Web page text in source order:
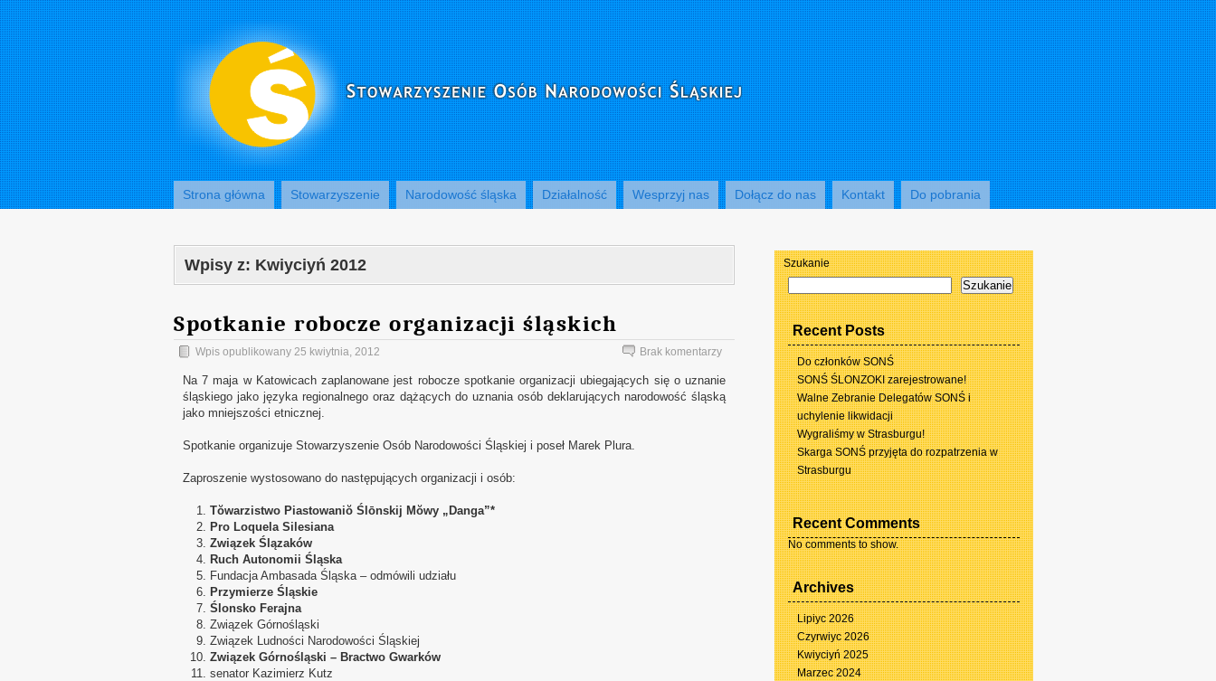
Strona główna Stowarzyszenie Narodowość śląska Działalność Wesprzyj nas Dołącz do nas Kontakt Do pobrania
Wpisy z: Kwiyciyń 2012
Spotkanie robocze organizacji śląskich
Wpis opublikowany 25 kwiytnia, 2012 Brak komentarzy
Na 7 maja w Katowicach zaplanowane jest robocze spotkanie organizacji ubiegających się o uznanie
śląskiego jako języka regionalnego oraz dążących do uznania osób deklarujących narodowość śląską
jako mniejszości etnicznej.
Spotkanie organizuje Stowarzyszenie Osób Narodowości Śląskiej i poseł Marek Plura.
Zaproszenie wystosowano do następujących organizacji i osób:
Tŏwarzistwo Piastowaniŏ Ślōnskij Mŏwy „Danga”*
Pro Loquela Silesiana
Związek Ślązaków
Ruch Autonomii Śląska
Fundacja Ambasada Śląska – odmówili udziału
Przymierze Śląskie
Ślonsko Ferajna
Związek Górnośląski
Związek Ludności Narodowości Śląskiej
Związek Górnośląski – Bractwo Gwarków
senator Kazimierz Kutz
Szukanie
Szukanie
Recent Posts
Do członków SONŚ
SONŚ ŚLONZOKI zarejestrowane!
Walne Zebranie Delegatów SONŚ i
uchylenie likwidacji
Wygraliśmy w Strasburgu!
Skarga SONŚ przyjęta do rozpatrzenia w
Strasburgu
Recent Comments
No comments to show.
Archives
Lipiyc 2026
Czyrwiyc 2026
Kwiyciyń 2025
Marzec 2024